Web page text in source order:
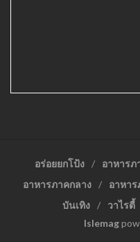
อร่อยยกโป้ง อาหารภ
อาหารภาคกลาง
อาหา
บันเทิง
วาไรตี้
Islemag